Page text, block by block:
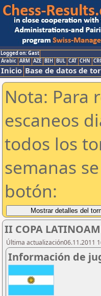
Logged on: Gast
Arabic ARM AZE BIH BUL CAT CHN
Inicio Base de datos de
Nota: Para
escaneos
todos los
semanas
botón:
II COPA
Última actualización06.11.2011
Información de